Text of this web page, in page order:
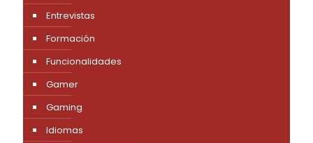
Entrevistas
Formación
Funcionalidades
Gamer
Gaming
Idiomas